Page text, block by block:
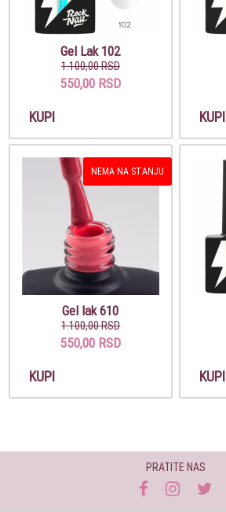
Gel Lak 102
1.100,00 RSD
550,00 RSD
KUPI KUPI
NEMA NA STANJU
Gel lak 610
1.100,00 RSD
550,00 RSD
KUPI KUPI
PRATITE NAS